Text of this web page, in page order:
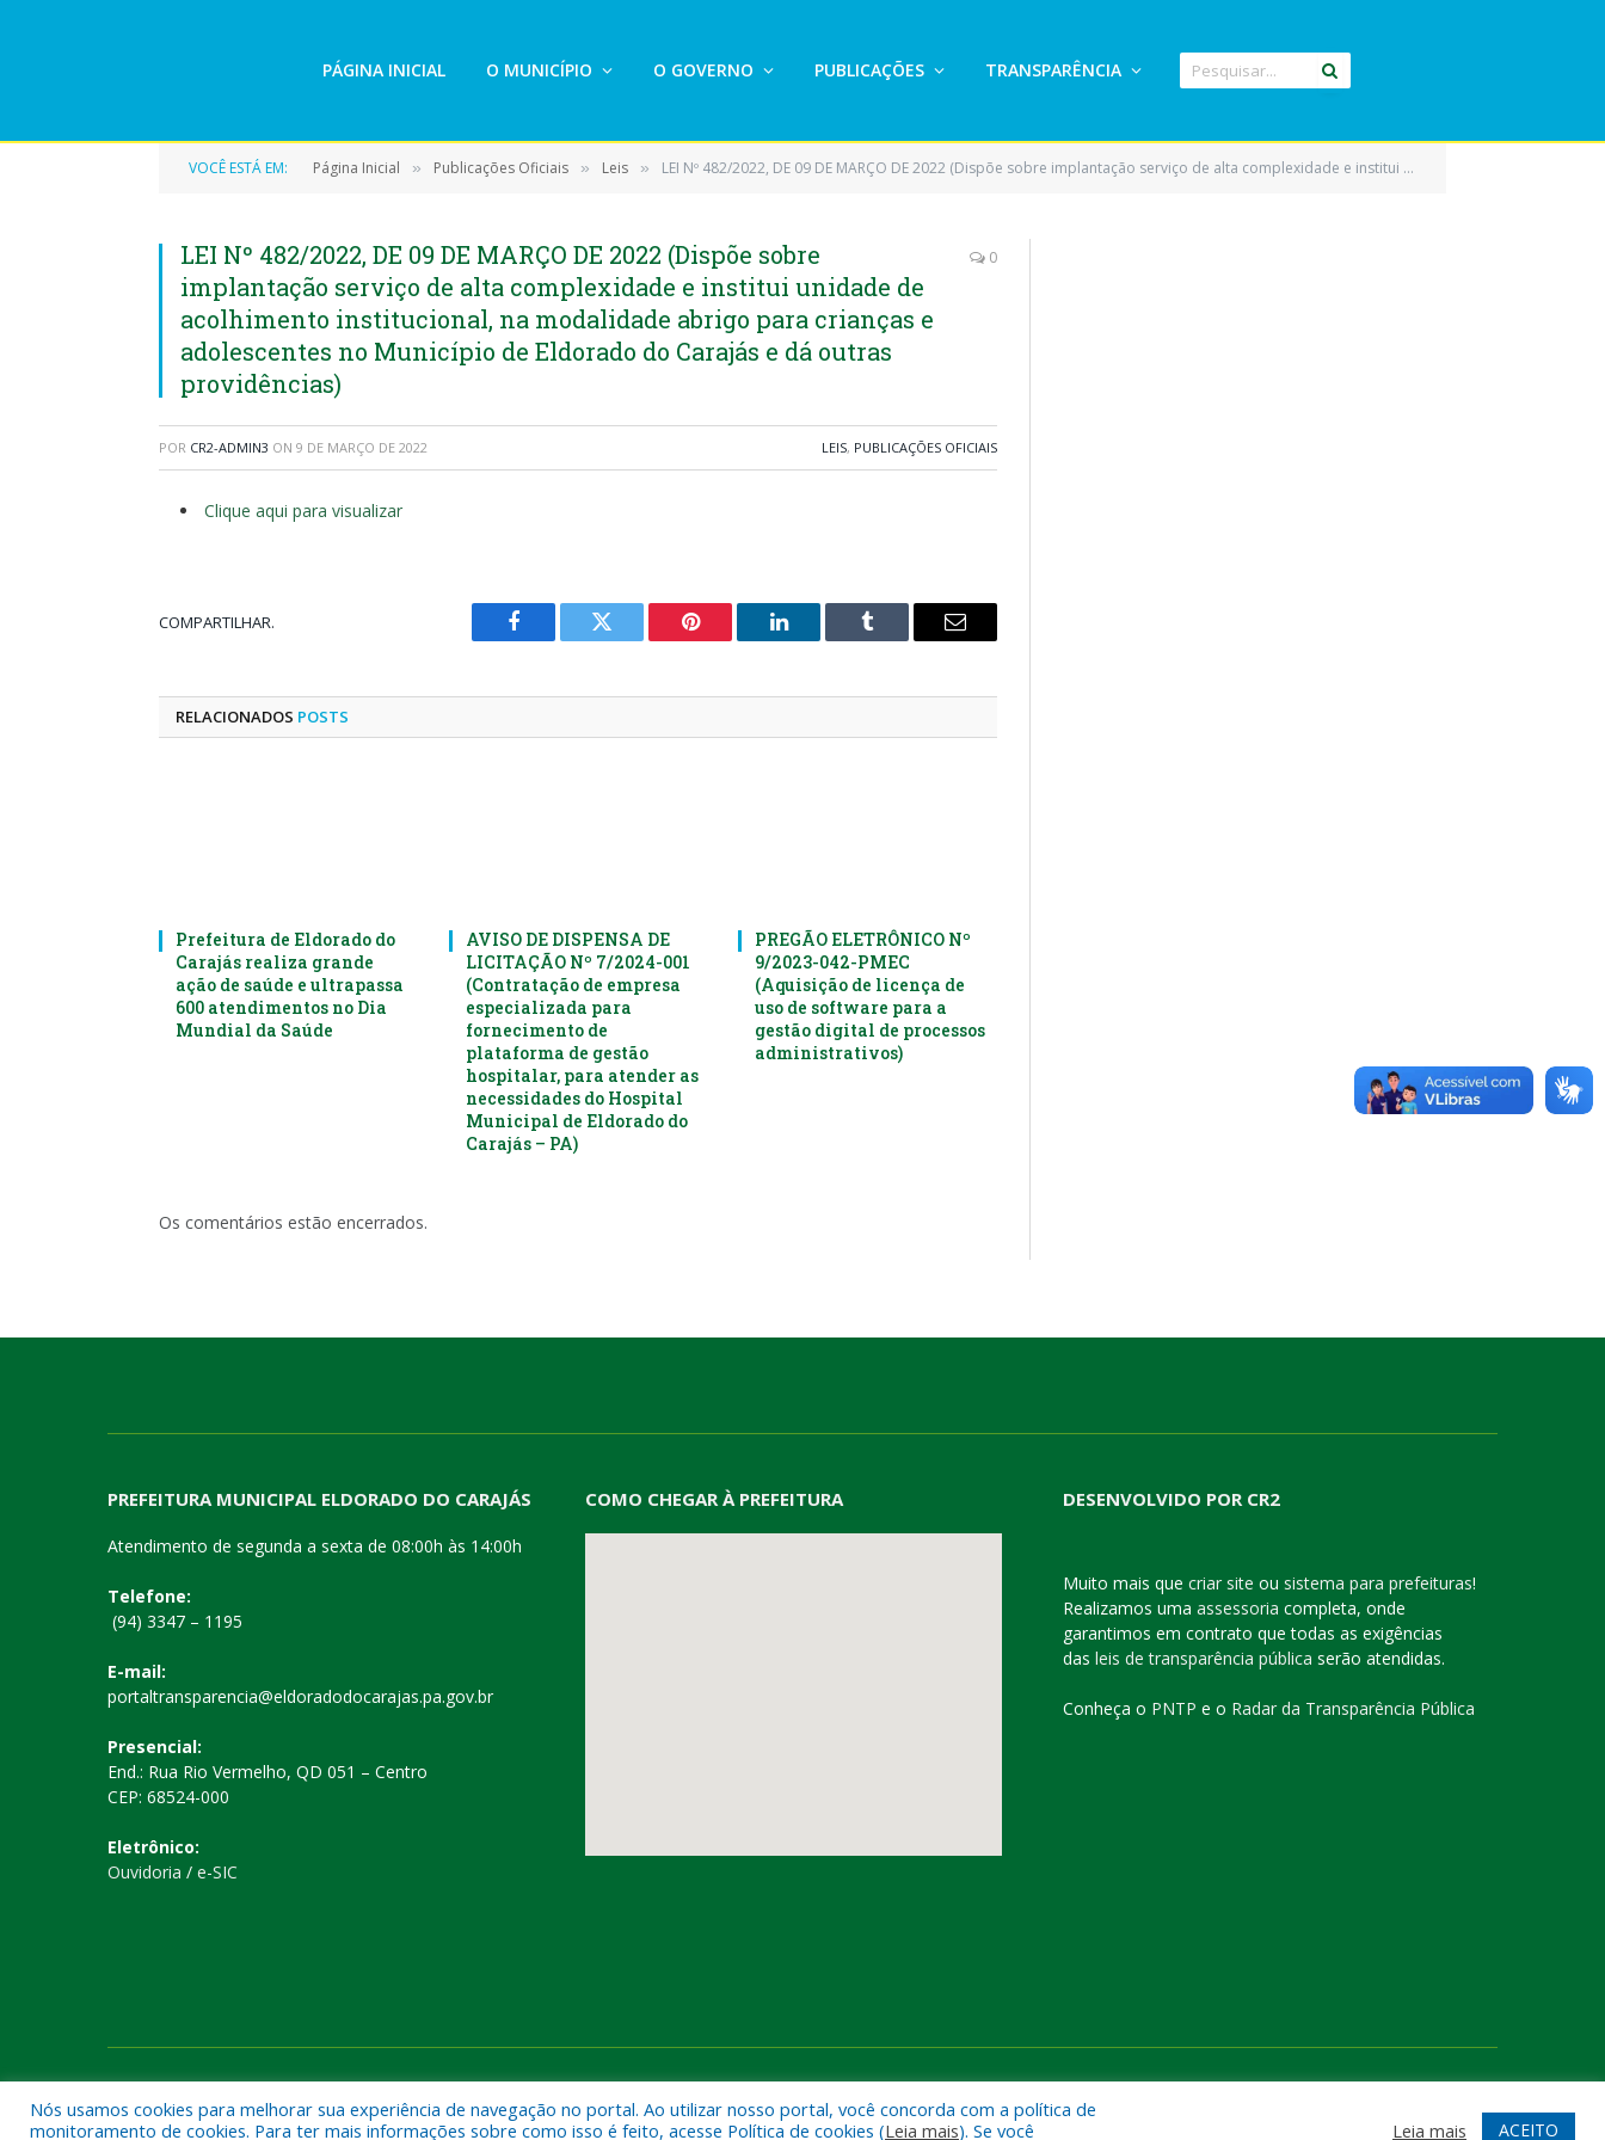
PÁGINA INICIAL O MUNICÍPIO O GOVERNO PUBLICAÇÕES TRANSPARÊNCIA
VOCÊ ESTÁ EM: Página Inicial » Publicações Oficiais » Leis » LEI Nº 482/2022, DE 09 DE MARÇO DE 2022 (Dispõe sobre implantação serviço de alta complexidade e institui unidade de acolhimento institucional, na modalidade abrigo para crianças e adolescentes no Município de Eldorado do Carajás e dá outras providências)
LEI Nº 482/2022, DE 09 DE MARÇO DE 2022 (Dispõe sobre
implantação serviço de alta complexidade e institui unidade de
acolhimento institucional, na modalidade abrigo para crianças e
adolescentes no Município de Eldorado do Carajás e dá outras
providências)
0
POR CR2-ADMIN3 ON 9 DE MARÇO DE 2022 LEIS, PUBLICAÇÕES OFICIAIS
Clique aqui para visualizar
COMPARTILHAR.
Facebook Twitter Pinterest LinkedIn Tumblr
E-
RELACIONADOS POSTS
Prefeitura de Eldorado do
Carajás realiza grande
ação de saúde e ultrapassa
600 atendimentos no Dia
Mundial da Saúde
AVISO DE DISPENSA DE
LICITAÇÃO Nº 7/2024-001
(Contratação de empresa
especializada para
fornecimento de
plataforma de gestão
hospitalar, para atender as
necessidades do Hospital
Municipal de Eldorado do
Carajás – PA)
PREGÃO ELETRÔNICO Nº
9/2023-042-PMEC
(Aquisição de licença de
uso de software para a
gestão digital de processos
administrativos)
Os comentários estão encerrados.
PREFEITURA MUNICIPAL ELDORADO DO CARAJÁS
Atendimento de segunda a sexta de 08:00h às 14:00h
Telefone:
(94) 3347 – 1195
E-mail:
portaltransparencia@eldoradodocarajas.pa.gov.br
Presencial:
End.: Rua Rio Vermelho, QD 051 – Centro
CEP: 68524-000
Eletrônico:
Ouvidoria / e-SIC
COMO CHEGAR À PREFEITURA DESENVOLVIDO POR CR2
Muito mais que criar site ou sistema para prefeituras!
Realizamos uma assessoria completa, onde
garantimos em contrato que todas as exigências
das leis de transparência pública serão atendidas.
Conheça o PNTP e o Radar da Transparência Pública
Nós usamos cookies para melhorar sua experiência de navegação no portal. Ao utilizar nosso portal, você concorda com a política de
monitoramento de cookies. Para ter mais informações sobre como isso é feito, acesse Política de cookies (Leia mais). Se você Leia mais ACEITO